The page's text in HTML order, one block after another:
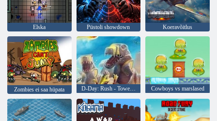
Elska Püstoli showdown Koeravõitlus
Zombies ei saa hüpata D-Day: Rush - Tower Defense Cowboys vs marslased